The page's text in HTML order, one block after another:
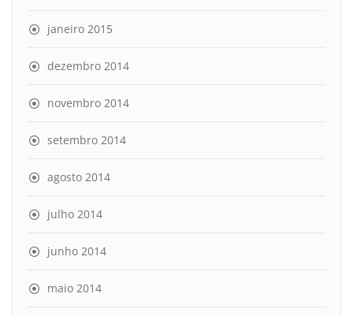
janeiro 2015
dezembro 2014
novembro 2014
setembro 2014
agosto 2014
julho 2014
junho 2014
maio 2014